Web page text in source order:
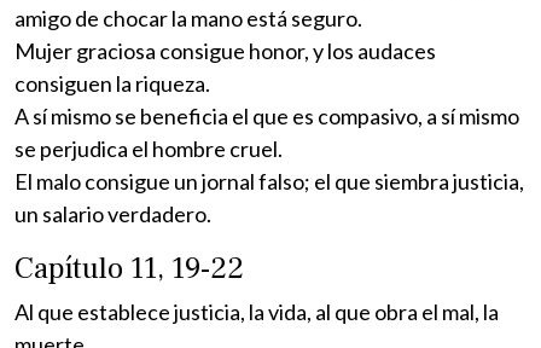
amigo de chocar la mano está seguro.
Mujer graciosa consigue honor, y los audaces
consiguen la riqueza.
A sí mismo se beneficia el que es compasivo, a sí mismo
se perjudica el hombre cruel.
El malo consigue un jornal falso; el que siembra justicia,
un salario verdadero.
Capítulo 11, 19-22
Al que establece justicia, la vida, al que obra el mal, la